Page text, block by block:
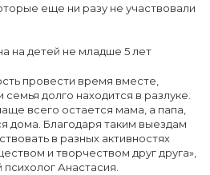
еще ни разу не участвовали
на детей не младше 5 лет
провести время вместе,
долго находится в разлуке.
всего остается мама, а папа,
дома. Благодаря таким выездам
в разных активностях
и творчеством друг друга»,
Анастасия.